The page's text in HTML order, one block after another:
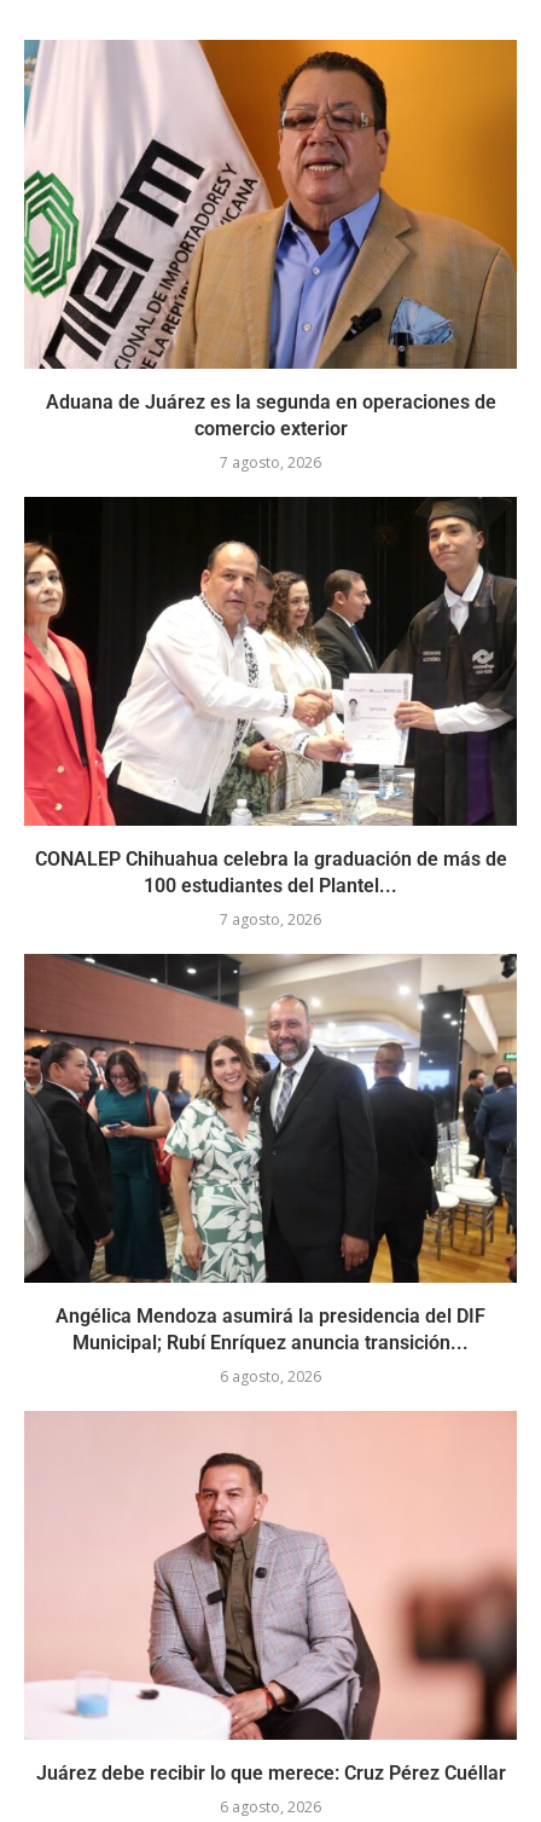
Aduana de Juárez es la segunda en operaciones de
comercio exterior
7 agosto, 2026
CONALEP Chihuahua celebra la graduación de más de
100 estudiantes del Plantel...
7 agosto, 2026
Angélica Mendoza asumirá la presidencia del DIF
Municipal; Rubí Enríquez anuncia transición...
6 agosto, 2026
Juárez debe recibir lo que merece: Cruz Pérez Cuéllar
6 agosto, 2026